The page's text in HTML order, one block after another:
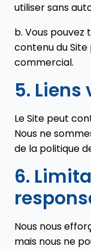
utiliser sans
b. Vous
contenu du
commercial.
5.
Le Site peut
Nous ne
de la politique
6.
Nous nous
mais nous ne